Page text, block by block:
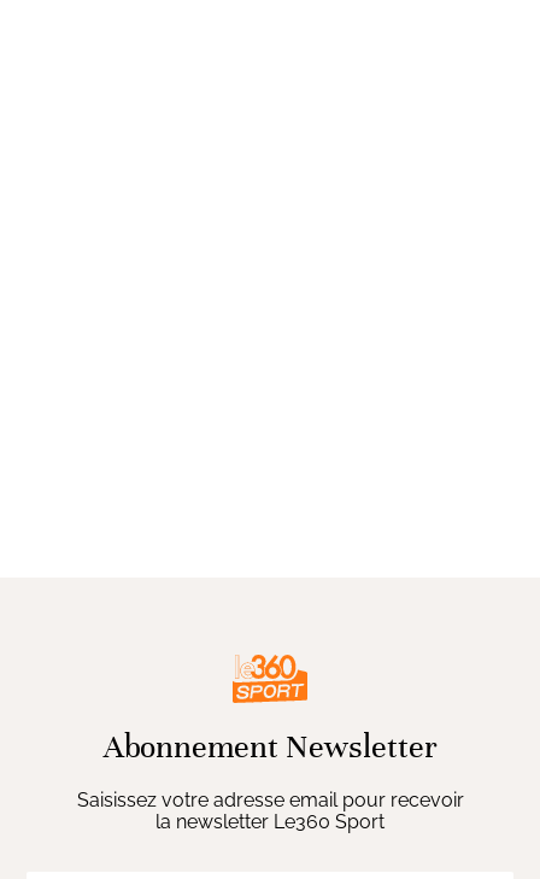
Abonnement Newsletter
Saisissez votre adresse email pour recevoir
la newsletter Le360 Sport